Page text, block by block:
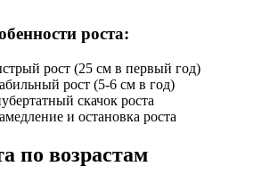
роста:
рост (25 см в первый год)
рост (5-6 см в год)
скачок роста
и остановка роста
по возрастам